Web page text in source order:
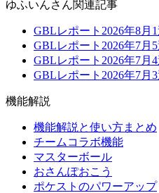
ゆふいんさん関連記事
GBLレポート2026年8月1
GBLレポート2026年7月5
GBLレポート2026年7月4
GBLレポート2026年7月3
機能解説
機能解説と使い方まとめ
チームコラボ機能
マスターボール
おさんぽおこう
ポケストのパワーアップ